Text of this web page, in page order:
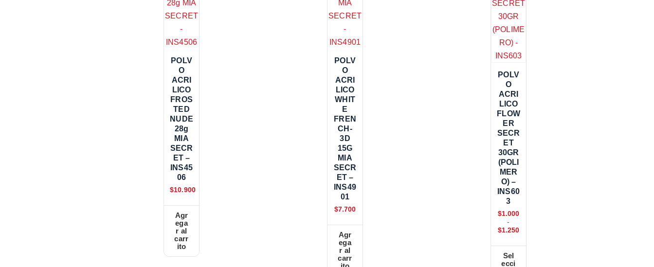
POLV
O
ACRI
LICO
FROS
TED
NUDE
28g
MIA
SECR
ET –
INS45
06
$10.900
Agr
ega
r al
carr
ito
POLV
O
ACRI
LICO
WHIT
E
FREN
CH-
3D
15G
MIA
SECR
ET –
INS49
01
$7.700
Agr
ega
r al
carr
POLV
O
ACRI
LICO
FLOW
ER
SECR
ET
30GR
(POLI
MER
O) –
INS60
3
$1.000
-
$1.250
Sel
ecci